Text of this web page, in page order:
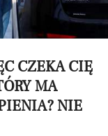
CZEKA CIĘ
MA
NIE